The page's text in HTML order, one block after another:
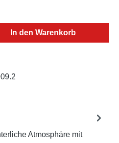
zurzeit nicht verfügbar.)
den gewünschten
In den Warenkorb
Atmosphäre mit